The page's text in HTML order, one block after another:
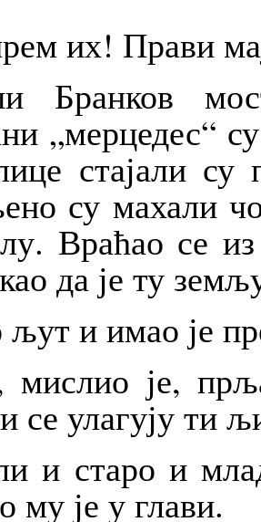
их! Прави
Бранков
„мерцедес“
стајали су
су махали
Враћао се
да је ту
и имао је
мислио је,
се улагују ти
и старо и
му је у глави.